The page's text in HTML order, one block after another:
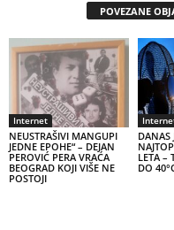
POVEZANE
Internet
NEUSTRAŠIVI MANGUPI
JEDNE EPOHE“ – DEJAN
PEROVIĆ PERA VRAĆA
BEOGRAD KOJI VIŠE NE
POSTOJI
DANAS
LETA –
DO